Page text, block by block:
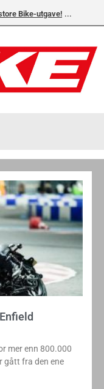
Bike-utgave!
mer enn 800.000
gått fra den ene